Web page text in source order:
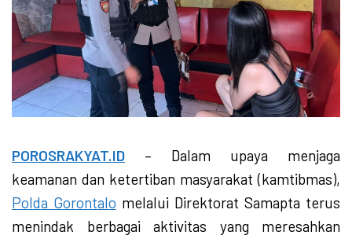
POROSRAKYAT.ID – Dalam upaya menjaga
keamanan dan ketertiban masyarakat (kamtibmas),
Polda Gorontalo melalui Direktorat Samapta terus
menindak berbagai aktivitas yang meresahkan